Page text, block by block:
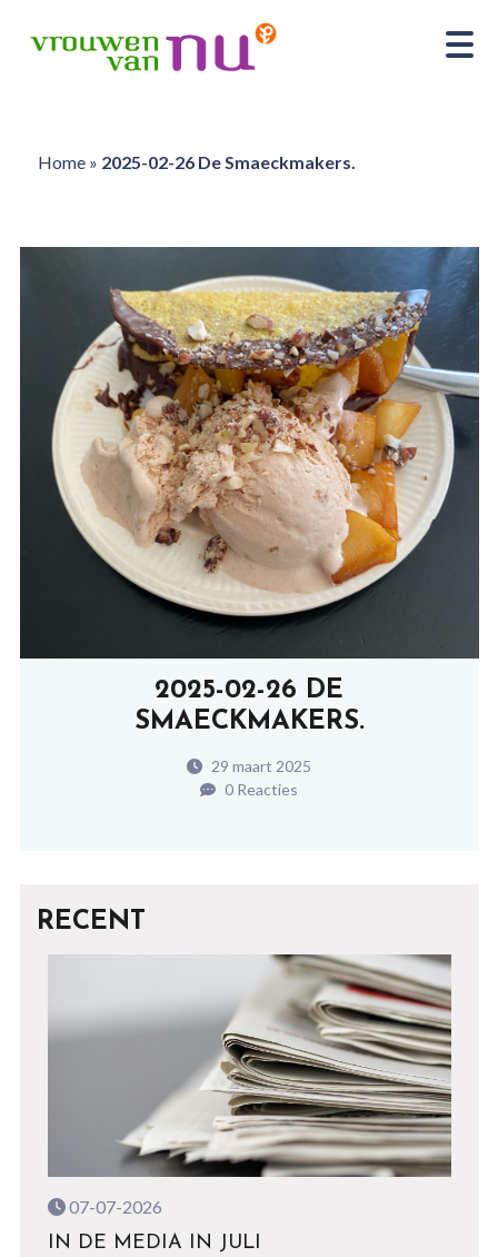
Home» 2025-02-26 De Smaeckmakers.
2025-02-26 DE
SMAECKMAKERS.
29 maart 2025
0 Reacties
RECENT
07-07-2026
IN DE MEDIA IN JULI